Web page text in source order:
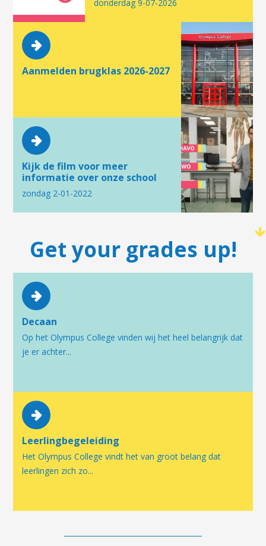
donderdag 9-07-2026
Aanmelden brugklas 2026-2027
Kijk de film voor meer
informatie over onze school
zondag 2-01-2022
Get your grades up!
Decaan
Op het Olympus College vinden wij het heel belangrijk dat
je er achter...
Leerlingbegeleiding
Het Olympus College vindt het van groot belang dat
leerlingen zich zo...